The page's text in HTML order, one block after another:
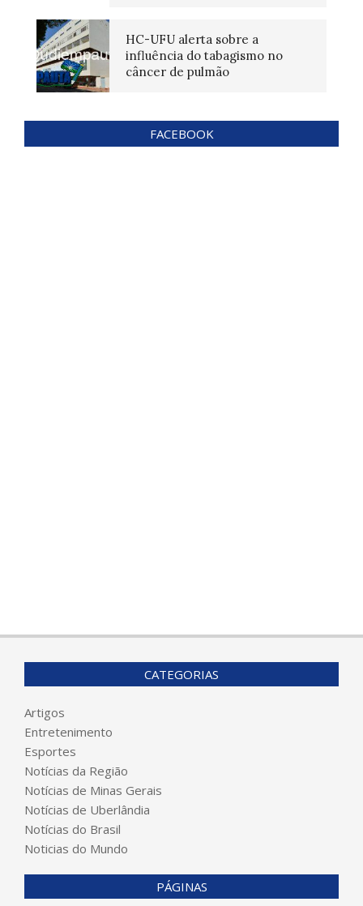
HC-UFU alerta sobre a
influência do tabagismo no
câncer de pulmão
FACEBOOK
CATEGORIAS
Artigos
Entretenimento
Esportes
Notícias da Região
Notícias de Minas Gerais
Notícias de Uberlândia
Notícias do Brasil
Noticias do Mundo
PÁGINAS